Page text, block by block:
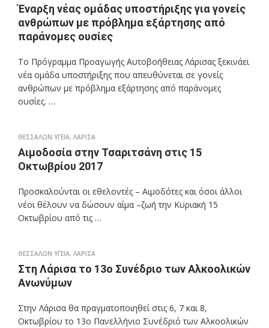
Έναρξη νέας ομάδας υποστήριξης για γονείς
ανθρώπων με πρόβλημα εξάρτησης από
παράνομες ουσίες
Το Πρόγραμμα Προαγωγής Αυτοβοήθειας Λάρισας ξεκινάει
νέα ομάδα υποστήριξης που απευθύνεται σε γονείς
ανθρώπων με πρόβλημα εξάρτησης από παράνομες
ουσίες. …
ΘΕΣΣΑΛΩΝ ΥΓΕΙΑ, ΛΑΡΙΣΑ
Αιμοδοσία στην Τσαριτσάνη στις 15
Οκτωβρίου 2017
Προσκαλούνται οι εθελοντές – Αιμοδότες και όσοι άλλοι
νέοι θέλουν να δώσουν αίμα –ζωή την Κυριακή 15
Οκτωβρίου από τις …
ΘΕΣΣΑΛΩΝ ΥΓΕΙΑ, ΛΑΡΙΣΑ
Στη Λάρισα το 13ο Συνέδριο των Αλκοολικών
Ανωνύμων
Στην Λάρισα θα πραγματοποιηθεί στις 6, 7 και 8,
Οκτωβρίου το 13ο Πανελλήνιο Συνέδριό των Αλκοολικών